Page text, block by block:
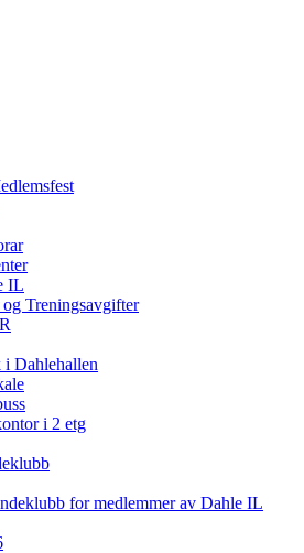
IL
Treningsavgifter
Dahlehallen
i 2 etg
for medlemmer av Dahle IL